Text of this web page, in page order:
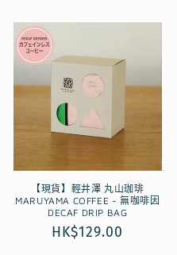
【現貨】輕井澤 丸山珈琲
MARUYAMA COFFEE - 無咖啡因
DECAF DRIP BAG
定
HK$129.00